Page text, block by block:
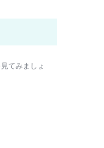
てみましょ